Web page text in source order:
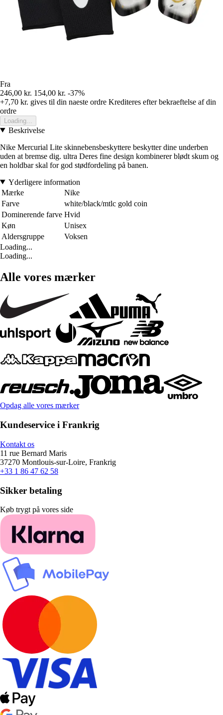
Fra
246,00 kr. 154,00 kr. -37%
+7,70 kr. gives til din naeste ordre Krediteres efter bekraeftelse af din
ordre
Loading...
Beskrivelse
Nike Mercurial Lite skinnebensbeskyttere beskytter dine underben
uden at bremse dig. ultra Deres fine design kombinerer blødt skum og
en holdbar skal for god stødfordeling på banen.
Yderligere information
Mærke
Nike
Farve
white/black/mtlc gold coin
Dominerende farve Hvid
Køn
Unisex
Aldersgruppe
Voksen
Loading...
Loading...
Alle vores mærker
Opdag alle vores mærker
Kundeservice i Frankrig
Kontakt os
11 rue Bernard Maris
37270 Montlouis-sur-Loire, Frankrig
+33 1 86 47 62 58
Sikker betaling
Køb trygt på vores side